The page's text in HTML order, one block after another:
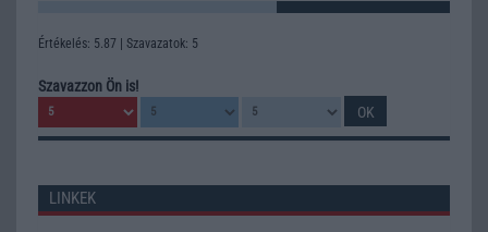
Értékelés: 5.87 | Szavazatok: 5
Szavazzon Ön is!
LINKEK